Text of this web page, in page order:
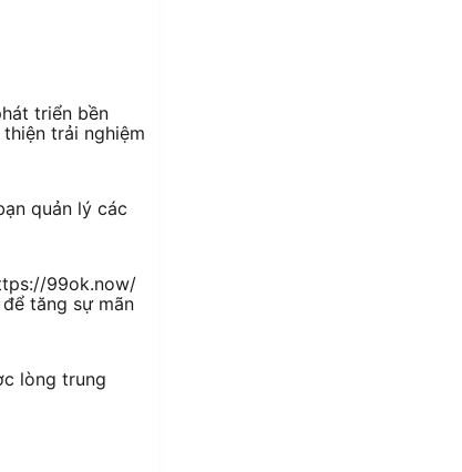
triển bền
trải nghiệm
quản lý các
99ok.now/
tăng sự mãn
lòng trung